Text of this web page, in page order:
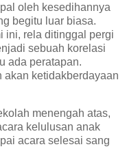
oleh kesedihannya
begitu luar biasa.
ini, rela ditinggal pergi
sebuah korelasi
ada peratapan.
akan ketidakberdayaan
menengah atas,
kelulusan anak
acara selesai sang